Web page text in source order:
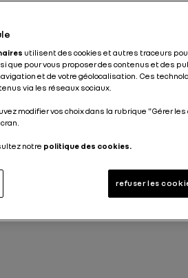
utilisent des cookies et autres traceurs
que pour vous proposer des contenus et des
et de votre géolocalisation. Ces
via les réseaux sociaux.
modifier vos choix dans la rubrique "Gérer
notre politique des cookies.
refuser les